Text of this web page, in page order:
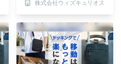
中！！
株式会社ウィズキュリオス